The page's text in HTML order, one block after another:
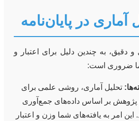
آماری در پایان‌نامه
دقیق، به چندین دلیل برای اعتبار و
ضروری است:
تحلیل آماری، روشی علمی برای
پژوهش بر اساس داده‌های جمع‌آوری
امر به یافته‌های شما وزن و اعتبار